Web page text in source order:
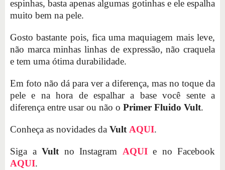
espinhas, basta apenas algumas gotinhas e ele espalha
muito bem na pele.
Gosto bastante pois, fica uma maquiagem mais leve,
não marca minhas linhas de expressão, não craquela
e tem uma ótima durabilidade.
Em foto não dá para ver a diferença, mas no toque da
pele e na hora de espalhar a base você sente a
diferença entre usar ou não o Primer Fluido Vult.
Conheça as novidades da Vult AQUI.
Siga a Vult no Instagram AQUIe no Facebook
AQUI.